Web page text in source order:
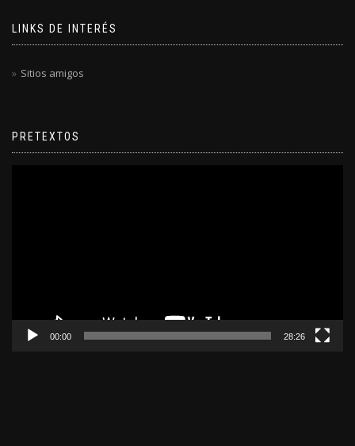
LINKS DE INTERÉS
Sitios amigos
PRETEXTOS
00:00 28:26